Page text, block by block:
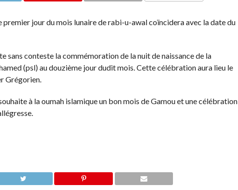
premier jour du mois lunaire de rabi-u-awal coïncidera avec la date du
sans conteste la commémoration de la nuit de naissance de la
(psl) au douzième jour dudit mois. Cette célébration aura lieu le
Grégorien.
à la oumah islamique un bon mois de Gamou et une célébration